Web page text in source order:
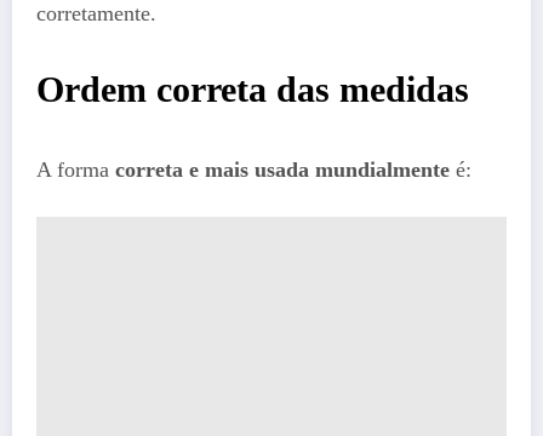
corretamente.
Ordem correta das medidas
A forma correta e mais usada mundialmente é: